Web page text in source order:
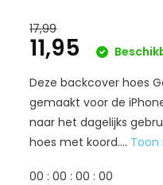
17,99
11,95
Deze backcover hoes
gemaakt voor de
naar het dagelijks
hoes met koord....
00 :00 :00 :00